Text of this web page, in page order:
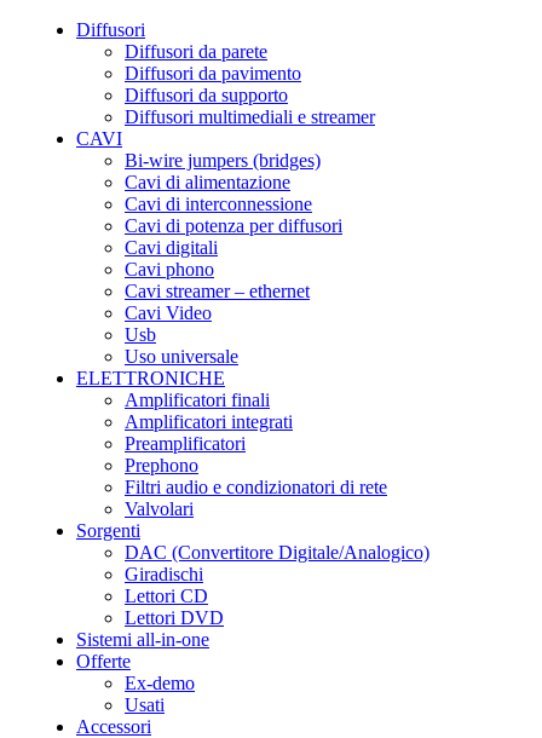
Diffusori
Diffusori da parete
Diffusori da pavimento
Diffusori da supporto
Diffusori multimediali e streamer
CAVI
Bi-wire jumpers (bridges)
Cavi di alimentazione
Cavi di interconnessione
Cavi di potenza per diffusori
Cavi digitali
Cavi phono
Cavi streamer – ethernet
Cavi Video
Usb
Uso universale
ELETTRONICHE
Amplificatori finali
Amplificatori integrati
Preamplificatori
Prephono
Filtri audio e condizionatori di rete
Valvolari
Sorgenti
DAC (Convertitore Digitale/Analogico)
Giradischi
Lettori CD
Lettori DVD
Sistemi all-in-one
Offerte
Ex-demo
Usati
Accessori